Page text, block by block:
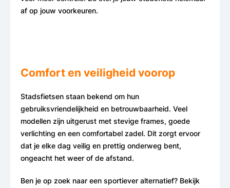
af op jouw voorkeuren.
Comfort en veiligheid voorop
Stadsfietsen staan bekend om hun
gebruiksvriendelijkheid en betrouwbaarheid. Veel
modellen zijn uitgerust met stevige frames, goede
verlichting en een comfortabel zadel. Dit zorgt ervoor
dat je elke dag veilig en prettig onderweg bent,
ongeacht het weer of de afstand.
Ben je op zoek naar een sportiever alternatief? Bekijk